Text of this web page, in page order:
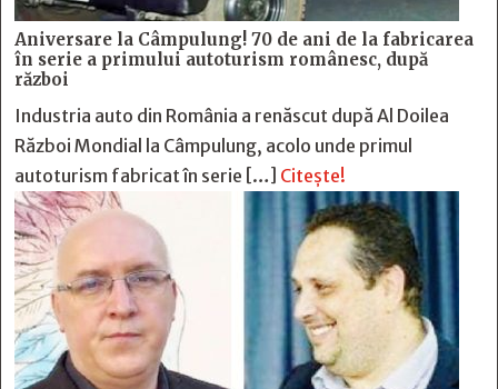
Aniversare la Câmpulung! 70 de ani de la fabricarea
în serie a primului autoturism românesc, după
război
Industria auto din România a renăscut după Al Doilea
Război Mondial la Câmpulung, acolo unde primul
autoturism fabricat în serie […] Citește!